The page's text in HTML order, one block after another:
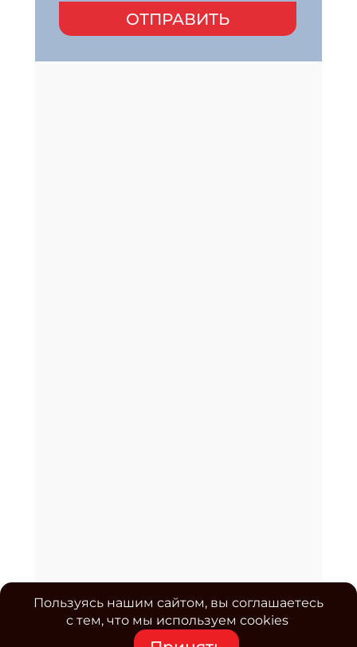
ОТПРАВИТЬ
Пользуясь нашим сайтом, вы соглашаетесь
с тем, что мы используем cookies